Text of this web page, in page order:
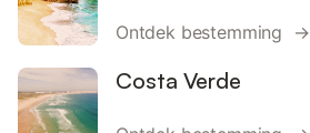
Ontdek bestemming →
Costa Verde